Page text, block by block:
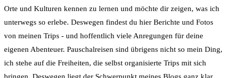
Orte und Kulturen kennen zu lernen und möchte dir zeigen, was ich
unterwegs so erlebe. Deswegen findest du hier Berichte und Fotos
von meinen Trips - und hoffentlich viele Anregungen für deine
eigenen Abenteuer. Pauschalreisen sind übrigens nicht so mein Ding,
ich stehe auf die Freiheiten, die selbst organisierte Trips mit sich